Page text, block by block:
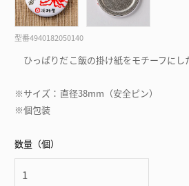
型番4940182050140
ひっぱりだこ飯の掛け紙をモチーフにし
※サイズ：直径38mm（安全ピン）
※個包装
数量（個）